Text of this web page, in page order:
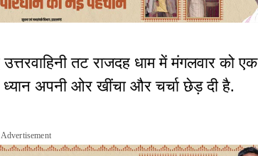
तट राजदह धाम में मंगलवार को एक
अपनी ओर खींचा और चर्चा छेड़ दी है.
Advertisement